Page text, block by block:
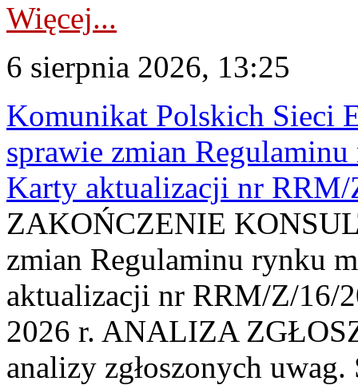
Więcej...
6 sierpnia 2026, 13:25
Komunikat Polskich Sieci
sprawie zmian
Karty aktualizacji nr
ZAKOŃCZENIE
zmian Regulaminu rynku
aktualizacji nr RRM/Z/16/
2026 r. ANALIZA
analizy zgłoszonych